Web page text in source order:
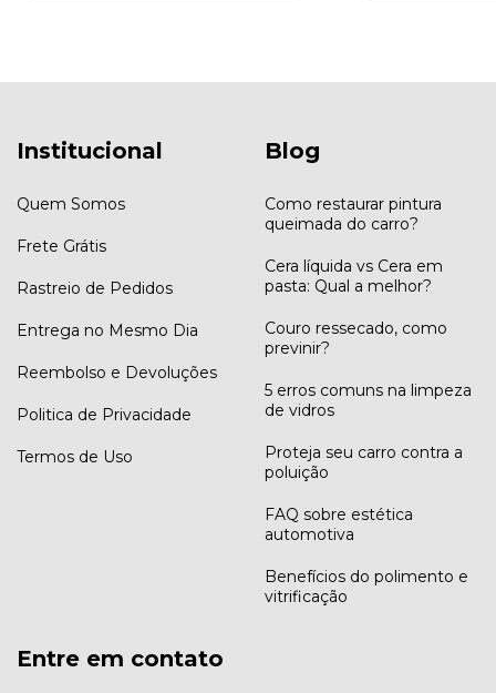
Institucional
Quem Somos
Frete Grátis
Rastreio de Pedidos
Entrega no Mesmo Dia
Reembolso e Devoluções
Politica de Privacidade
Termos de Uso
Blog
Como restaurar pintura
queimada do carro?
Cera líquida vs Cera em
pasta: Qual a melhor?
Couro ressecado, como
previnir?
5 erros comuns na limpeza
de vidros
Proteja seu carro contra a
poluição
FAQ sobre estética
automotiva
Benefícios do polimento e
vitrificação
Entre em contato